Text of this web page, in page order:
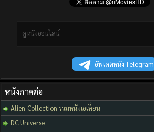
ดูหนังออนไลน์
อัพเดตหนัง Telegram
หนังภาคต่อ
Alien Collection รวมหนังเอเลี่ยน
DC Universe